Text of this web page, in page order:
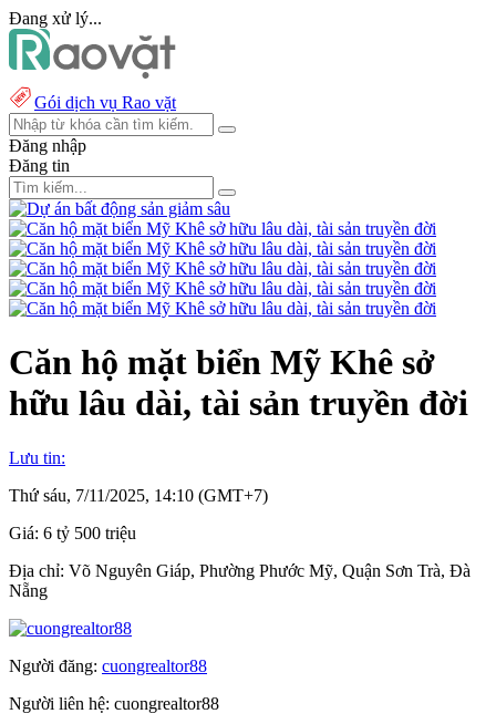
Đang xử lý...
Gói dịch vụ Rao vặt
Đăng nhập
Đăng tin
Căn hộ mặt biển Mỹ Khê sở
hữu lâu dài, tài sản truyền đời
Lưu tin:
Thứ sáu, 7/11/2025, 14:10 (GMT+7)
Giá: 6 tỷ 500 triệu
Địa chỉ: Võ Nguyên Giáp, Phường Phước Mỹ, Quận Sơn Trà, Đà
Nẵng
Người đăng: cuongrealtor88
Người liên hệ: cuongrealtor88